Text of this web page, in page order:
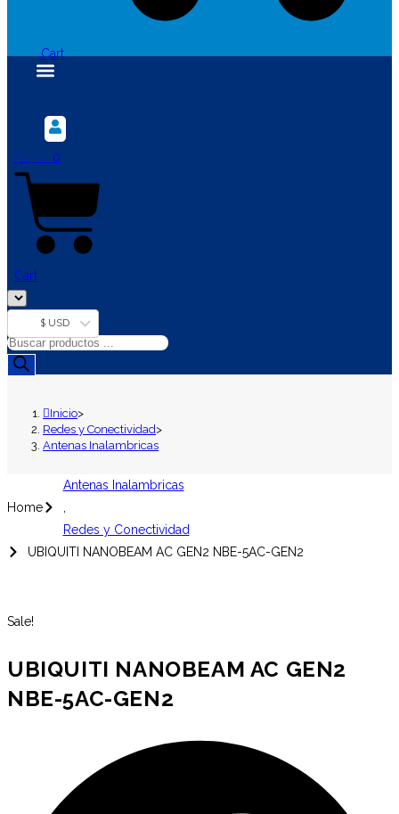
Cart
$0,00 0
Cart
$ USD
Búsqueda
de
Inicio>
Redes y Conectividad >
Antenas Inalambricas
Home
Antenas Inalambricas
Redes y Conectividad
UBIQUITI NANOBEAM AC GEN2 NBE-5AC-GEN2
Sale!
UBIQUITI NANOBEAM AC GEN2
NBE-5AC-GEN2